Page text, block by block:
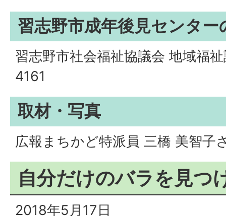
習志野市成年後見センター
習志野市社会福祉協議会 地域福
4161
取材・写真
広報まちかど特派員 三橋 美智子
自分だけのバラを見つ
2018年5月17日